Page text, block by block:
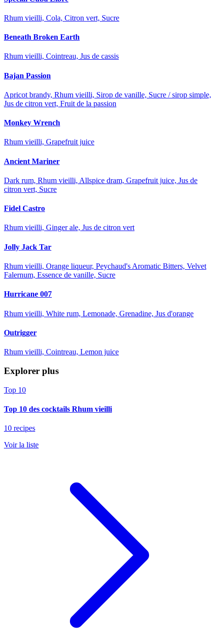
Rhum vieilli, Cola, Citron vert, Sucre
Beneath Broken Earth
Rhum vieilli, Cointreau, Jus de cassis
Bajan Passion
Apricot brandy, Rhum vieilli, Sirop de vanille, Sucre / sirop simple,
Jus de citron vert, Fruit de la passion
Monkey Wrench
Rhum vieilli, Grapefruit juice
Ancient Mariner
Dark rum, Rhum vieilli, Allspice dram, Grapefruit juice, Jus de
citron vert, Sucre
Fidel Castro
Rhum vieilli, Ginger ale, Jus de citron vert
Jolly Jack Tar
Rhum vieilli, Orange liqueur, Peychaud's Aromatic Bitters, Velvet
Falernum, Essence de vanille, Sucre
Hurricane 007
Rhum vieilli, White rum, Lemonade, Grenadine, Jus d'orange
Outrigger
Rhum vieilli, Cointreau, Lemon juice
Explorer plus
Top 10
Top 10 des cocktails Rhum vieilli
10 recipes
Voir la liste